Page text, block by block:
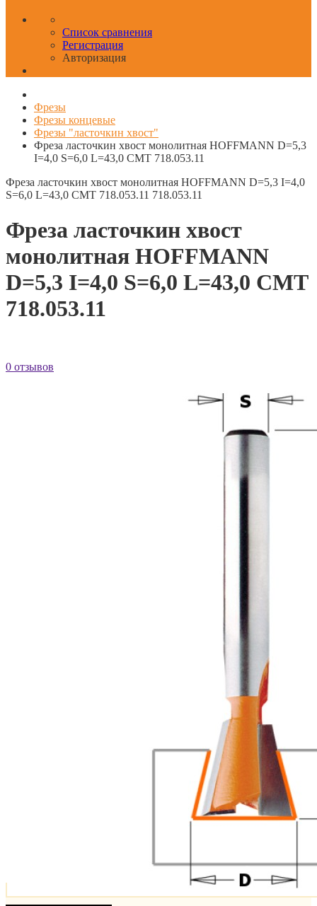
Список сравнения
Регистрация
Авторизация
Фрезы
Фрезы концевые
Фрезы "ласточкин хвост"
Фреза ласточкин хвост монолитная HOFFMANN D=5,3
I=4,0 S=6,0 L=43,0 CMT 718.053.11
Фреза ласточкин хвост монолитная HOFFMANN D=5,3 I=4,0
S=6,0 L=43,0 CMT 718.053.11 718.053.11
Фреза ласточкин хвост
монолитная HOFFMANN
D=5,3 I=4,0 S=6,0 L=43,0 CMT
718.053.11
0 отзывов